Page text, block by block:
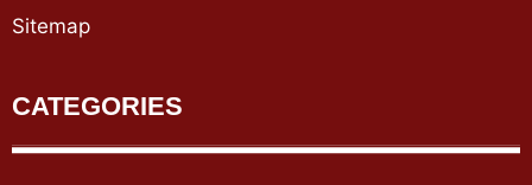
Sitemap
CATEGORIES